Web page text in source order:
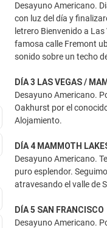
Desayuno Americano.
con luz del día y
letrero Bienvenido a
famosa calle Fremont
sonido sobre un techo
DÍA 3 LAS VEGAS /
Desayuno Americano.
Oakhurst por el
Alojamiento.
DÍA 4 MAMMOTH
Desayuno Americano.
puro esplendor.
atravesando el valle de
DÍA 5 SAN FRANCISCO
Desayuno Americano.